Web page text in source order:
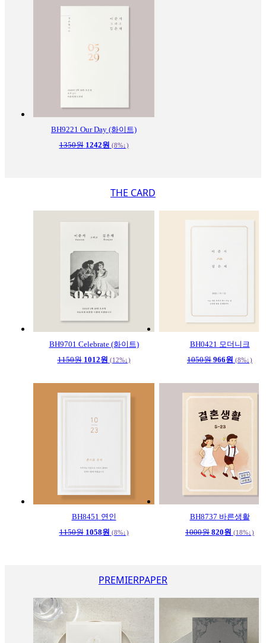
BH9221 Our Day (화이트)
1350원 1242원 (8%↓)
THE CARD
BH9701 Celebrate (화이트)
1150원 1012원 (12%↓)
BH0421 모더니크
1050원 966원 (8%↓)
BH8451 연인
1150원 1058원 (8%↓)
BH8737 바른생활
1000원 820원 (18%↓)
PREMIERPAPER